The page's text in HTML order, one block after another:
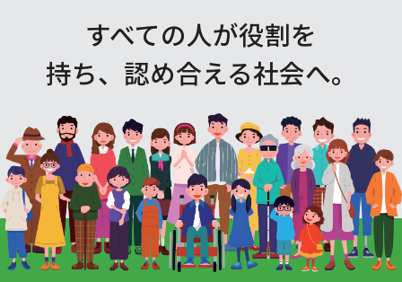
すべての人が役割を
持ち、認め合える社会へ。